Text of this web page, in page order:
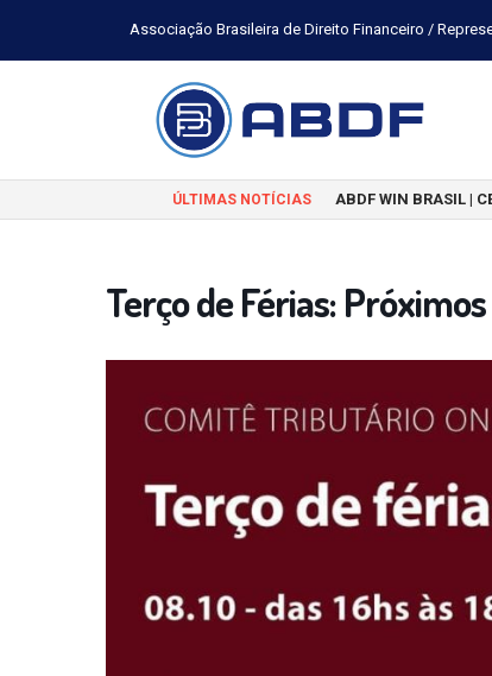
Associação Brasileira de Direito Financeiro /
ÚLTIMAS NOTÍCIAS ABDF WIN BRASIL |
Terço de Férias: